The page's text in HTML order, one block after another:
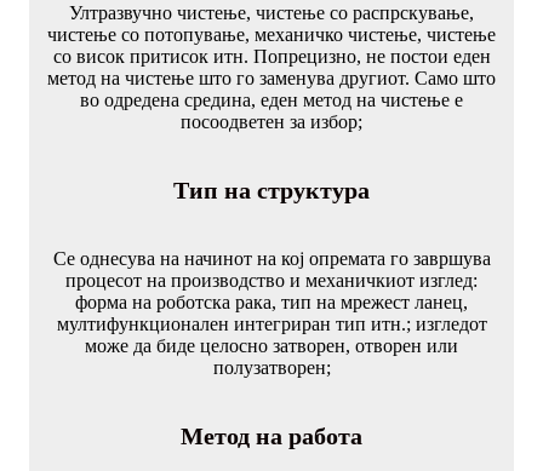
Ултразвучно чистење, чистење со распрскување,
чистење со потопување, механичко чистење, чистење
со висок притисок итн. Попрецизно, не постои еден
метод на чистење што го заменува другиот. Само што
во одредена средина, еден метод на чистење е
посоодветен за избор;
Тип на структура
Се однесува на начинот на кој опремата го завршува
процесот на производство и механичкиот изглед:
форма на роботска рака, тип на мрежест ланец,
мултифункционален интегриран тип итн.; изгледот
може да биде целосно затворен, отворен или
полузатворен;
Метод на работа